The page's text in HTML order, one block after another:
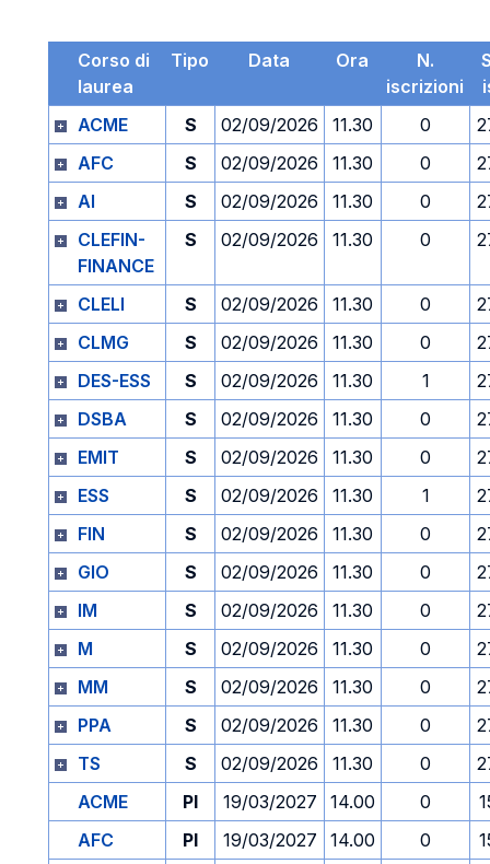
Corso di
laurea
Tipo Data Ora
N.
iscrizioni
ACME
S 02/09/2026 11.30 0
AFC
S 02/09/2026 11.30 0
AI
S 02/09/2026 11.30 0
CLEFIN-
FINANCE
S 02/09/2026 11.30 0
CLELI S 02/09/2026 11.30 0
CLMG
S 02/09/2026 11.30 0
DES-ESS
S 02/09/2026 11.30 1
DSBA
S 02/09/2026 11.30 0
EMIT
S 02/09/2026 11.30 0
ESS
S 02/09/2026 11.30 1
FIN
S 02/09/2026 11.30 0
GIO
S 02/09/2026 11.30 0
IM
S 02/09/2026 11.30 0
M
S 02/09/2026 11.30 0
MM
S 02/09/2026 11.30 0
PPA
S 02/09/2026 11.30 0
TS
S 02/09/2026 11.30 0
ACME
PI 19/03/2027 14.00 0
AFC
PI 19/03/2027 14.00 0